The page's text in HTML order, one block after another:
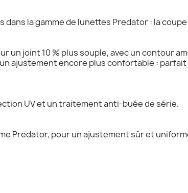
la gamme de lunettes Predator : la
un joint 10 % plus souple, avec un contour
ajustement encore plus confortable :
UV et un traitement anti-buée de série.
Predator, pour un ajustement sûr et